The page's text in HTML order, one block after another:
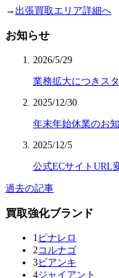
→ 出張買取エリア詳細へ
お知らせ
2026/5/29
業務拡大につきス
2025/12/30
年末年始休業のお
2025/12/5
公式ECサイトURL
過去の記事
買取強化ブランド
1 ピナレロ
2コルナゴ
3ビアンキ
4ジャイアント